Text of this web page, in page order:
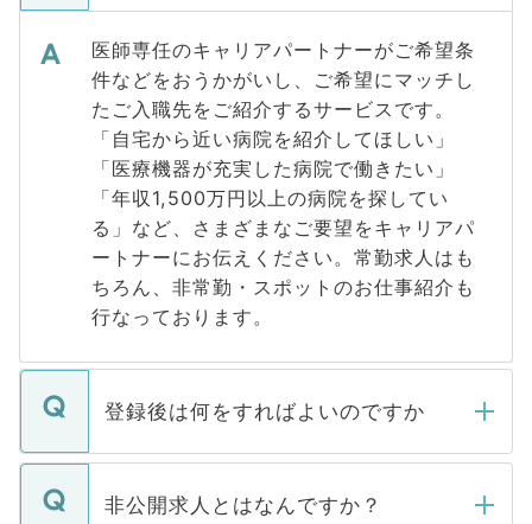
医師専任のキャリアパートナーがご希望条
件などをおうかがいし、ご希望にマッチし
たご入職先をご紹介するサービスです。
「自宅から近い病院を紹介してほしい」
「医療機器が充実した病院で働きたい」
「年収1,500万円以上の病院を探してい
る」など、さまざまなご要望をキャリアパ
ートナーにお伝えください。常勤求人はも
ちろん、非常勤・スポットのお仕事紹介も
行なっております。
登録後は何をすればよいのですか
ご登録いただきましたら、弊社担当者がご
登録内容を確認し、その後メールもしくは
非公開求人とはなんですか？